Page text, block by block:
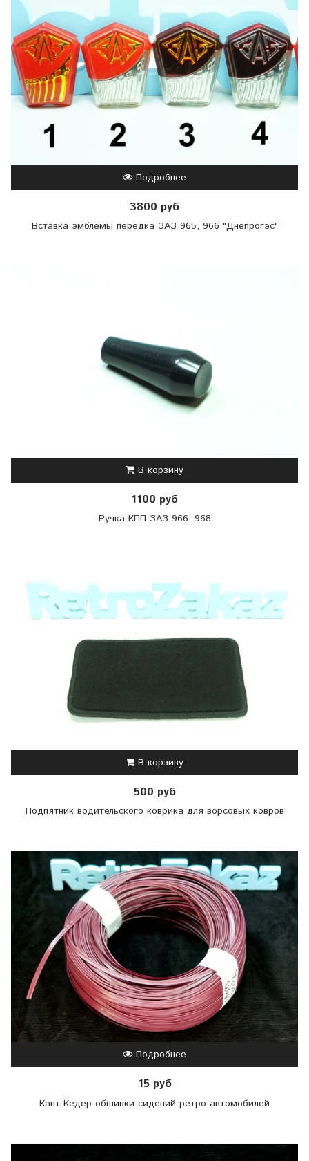
Подробнее
3800 руб
Вставка эмблемы передка ЗАЗ 965, 966 "Днепрогэс"
В корзину
1100 руб
Ручка КПП ЗАЗ 966, 968
В корзину
500 руб
Подпятник водительского коврика для ворсовых ковров
Подробнее
15 руб
Кант Кедер обшивки сидений ретро автомобилей